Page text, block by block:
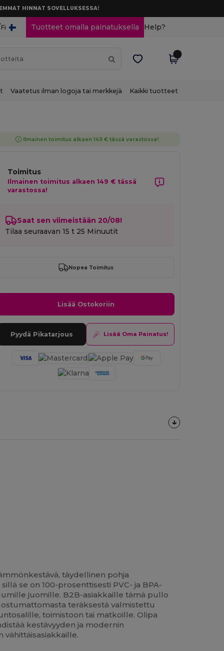
HINNAT SOVELLUKSESSA!
Fi Tuotteet omalla painatuksella Help?
Vaatetus ilman logoja tai merkkejä Kaikki tuotteet
Ilmainen toimitus alkaen 149 € tässä varastossa!
Toimitus
Ilmainen toimitus alkaen 149 € tässä
varastossa!
Saat sen viimeistään 20/08!
Tilaa seuraavan15 t 25 Minuutit
Nopea Toimitus
Lisää Ostokoriin
Pyydä Pikatarjous Lisää Oma Painatus!
täydellinen pohja
se on 100-prosenttisesti PVC- ja BPA-
juomille. B2B-asiakkaille tämä pullo
teräksestä valmistettu
toimistoon tai matkoille. Olipa
kestävyyden ja modernin